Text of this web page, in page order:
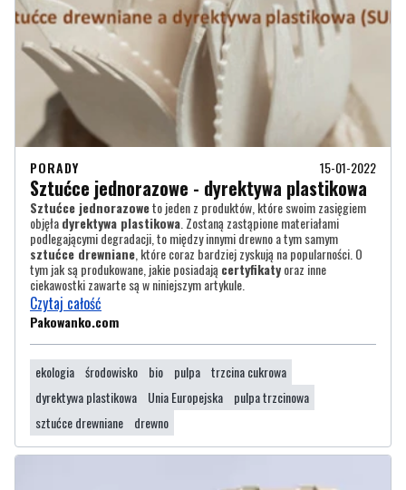
PORADY 15-01-2022
Sztućce jednorazowe - dyrektywa plastikowa
Sztućce jednorazoweto jeden z produktów, które swoim zasięgiem
objęładyrektywa plastikowa . Zostaną zastąpione materiałami
podlegającymi degradacji, to między innymi drewno a tym samym
sztućce drewniane , które coraz bardziej zyskują na popularności. O
tym jak są produkowane, jakie posiadają certyfikatyoraz inne
ciekawostki zawarte są w niniejszym artykule.
Czytaj całość
Pakowanko.com
ekologia środowisko bio pulpa trzcina cukrowa
dyrektywa plastikowa
Unia Europejska
pulpa trzcinowa
sztućce drewniane
drewno